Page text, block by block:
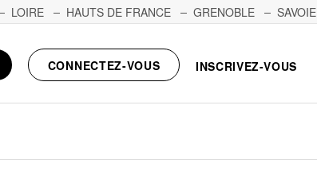
LOIRE HAUTS DE FRANCE GRENOBLE
SAVOIE
CONNECTEZ-VOUS INSCRIVEZ-VOUS